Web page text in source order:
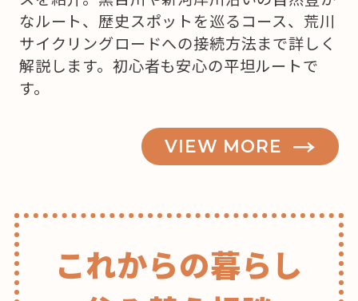
お
う
か
な？”
なルート、歴史スポットを巡るコース、荒川
サイクリングロードへの接続方法まで詳しく
解説します。初心者も安心の平坦ルートで
す。
VIEW MORE
これからの暮らし